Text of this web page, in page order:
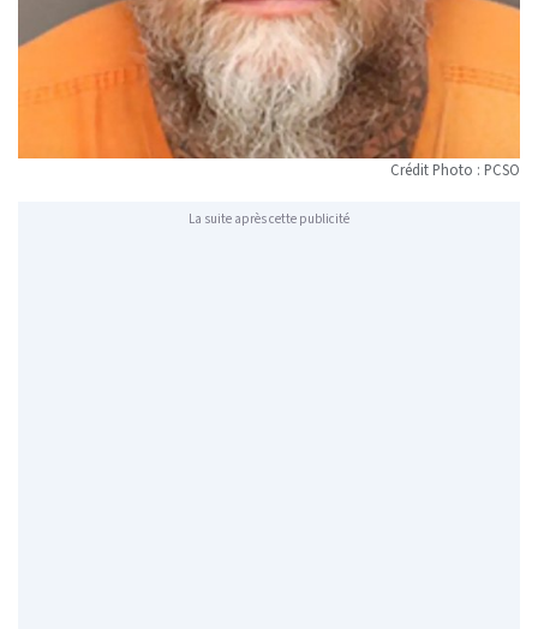
Crédit Photo : PCSO
La suite après cette publicité